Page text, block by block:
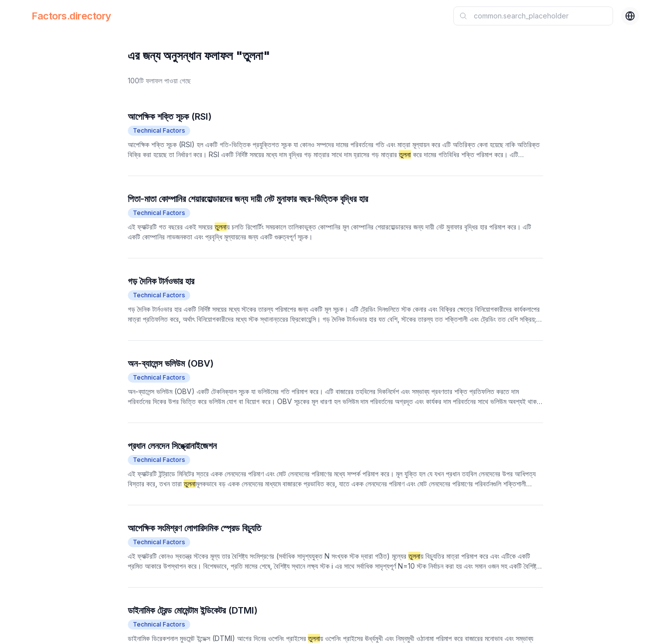
Factors.directory
এর জন্য অনুসন্ধান ফলাফল "তুলনা"
100টি ফলাফল পাওয়া গেছে
আপেক্ষিক শক্তি সূচক (RSI)
Technical Factors
আপেক্ষিক শক্তি সূচক (RSI) হল একটি গতি-ভিত্তিক প্রযুক্তিগত সূচক যা কোনও সম্পদের দামের পরিবর্তনের গতি এবং মাত্রা মূল্যায়ন করে এটি অতিরিক্ত কেনা হয়েছে নাকি অতিরিক্ত
বিক্রি করা হয়েছে তা নির্ধারণ করে। RSI একটি নির্দিষ্ট সময়ের মধ্যে দাম বৃদ্ধির গড় মাত্রার সাথে দাম হ্রাসের গড় মাত্রারতুলনা করে দামের গতিবিধির শক্তি পরিমাপ করে। এটি
পিতা-মাতা কোম্পানির শেয়ারহোল্ডারদের জন্য দায়ী নেট মুনাফার বছর-ভিত্তিক বৃদ্ধির হার
Technical Factors
এই ফ্যাক্টরটি গত বছরের একই সময়েরতুলনায় চলতি রিপোর্টিং সময়কালে তালিকাভুক্ত কোম্পানির মূল কোম্পানির শেয়ারহোল্ডারদের জন্য দায়ী নেট মুনাফার বৃদ্ধির হার পরিমাপ করে। এটি
একটি কোম্পানির লাভজনকতা এবং প্রবৃদ্ধি মূল্যায়নের জন্য একটি গুরুত্বপূর্ণ সূচক।
গড় দৈনিক টার্নওভার হার
Technical Factors
গড় দৈনিক টার্নওভার হার একটি নির্দিষ্ট সময়ের মধ্যে স্টকের তারল্য পরিমাপের জন্য একটি মূল সূচক। এটি ট্রেডিং দিনগুলিতে স্টক কেনার এবং বিক্রির ক্ষেত্রে বিনিয়োগকারীদের কার্যকলাপের
মাত্রা প্রতিফলিত করে, অর্থাৎ বিনিয়োগকারীদের মধ্যে স্টক স্থানান্তরের ফ্রিকোয়েন্সি। গড় দৈনিক টার্নওভার হার যত বেশি, স্টকের তারল্য তত শক্তিশালী এবং ট্রেডিং তত বেশি সক্রিয়;
মূল্যায়ন করতে ব্যবহৃত হয়।
অন-ব্যালেন্স ভলিউম (OBV)
Technical Factors
অন-ব্যালেন্স ভলিউম (OBV) একটি টেকনিক্যাল সূচক যা ভলিউমের গতি পরিমাপ করে। এটি বাজারের তহবিলের দিকনির্দেশ এবং সম্ভাব্য প্রবণতার শক্তি প্রতিফলিত করতে দাম
পরিবর্তনের দিকের উপর ভিত্তি করে ভলিউম যোগ বা বিয়োগ করে। OBV সূচকের মূল ধারণা হল ভলিউম দাম পরিবর্তনের অগ্রদূত এবং কার্যকর দাম পরিবর্তনের সাথে ভলিউম অবশ্যই থাকতে
ভলিউম পর্যবেক্ষণ করারতুলনায়, OBV ভলিউমের ক্রমবর্ধমান প্রভাব আরও স্পষ্টভাবে দেখাতে পারে।
প্রধান লেনদেন সিঙ্ক্রোনাইজেশন
Technical Factors
এই ফ্যাক্টরটি ইন্ট্রাডে মিনিটের স্তরে একক লেনদেনের পরিমাণ এবং মোট লেনদেনের পরিমাণের মধ্যে সম্পর্ক পরিমাপ করে। মূল যুক্তি হল যে যখন প্রধান তহবিল লেনদেনের উপর আধিপত্য
বিস্তার করে, তখন তারাতুলনামূলকভাবে বড় একক লেনদেনের মাধ্যমে বাজারকে প্রভাবিত করে, যাতে একক লেনদেনের পরিমাণ এবং মোট লেনদেনের পরিমাণের পরিবর্তনগুলি শক্তিশালী
হবে। অতএব, এই ফ্যাক্টরটিকে ইন্ট্রাডে ট্রেডিং আচরণের উপর প্রধান তহবিলগুলির প্রভাব পরিমাপ করার জন্য একটি গুরুত্বপূর্ণ নির্দেশক হিসাবে বিবেচনা করা যেতে পারে। মান যত বেশি,
আপেক্ষিক সংমিশ্রণ লোগারিদমিক স্প্রেড বিচ্যুতি
Technical Factors
এই ফ্যাক্টরটি কোনও স্বতন্ত্র স্টকের মূল্য তার বৈশিষ্ট্য সংমিশ্রণের (সর্বাধিক সাদৃশ্যযুক্ত N সংখ্যক স্টক দ্বারা গঠিত) মূল্যেরতুলনায় বিচ্যুতির মাত্রা পরিমাপ করে এবং এটিকে একটি
প্রমিত আকারে উপস্থাপন করে। বিশেষভাবে, প্রতি মাসের শেষে, বৈশিষ্ট্য স্থানে লক্ষ্য স্টক i এর সাথে সর্বাধিক সাদৃশ্যপূর্ণ N=10 স্টক নির্বাচন করা হয় এবং সমান ওজন সহ একটি বৈশিষ্ট্য
পার্থক্য গণনা করা হয় এবং প্রমিতকরণের মাধ্যমে চূড়ান্ত আপেক্ষিক সংমিশ্রণ লোগারিদমিক মূল্যের পার্থক্য বিচ্যুতি পাওয়া যায়। এই ফ্যাক্টরটি স্বল্প মেয়াদে স্বতন্ত্র স্টকের মূল্যে বিদ্যমান
ডাইনামিক ট্রেন্ড মোমেন্টাম ইন্ডিকেটর (DTMI)
Technical Factors
ডাইনামিক ডিরেকশনাল মুভমেন্ট ইন্ডেক্স (DTMI) আগের দিনের ওপেনিং প্রাইসেরতুলনায় ওপেনিং প্রাইসের ঊর্ধ্বমুখী এবং নিম্নমুখী ওঠানামা পরিমাপ করে বাজারের মনোভাব এবং সম্ভাব্য